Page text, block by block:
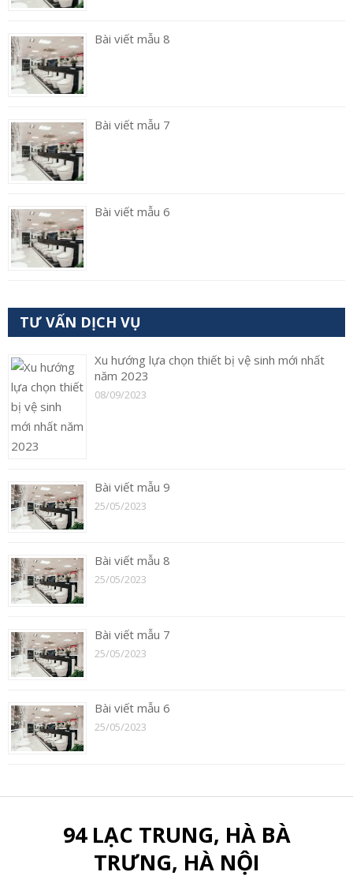
Bài viết mẫu 8
Bài viết mẫu 7
Bài viết mẫu 6
TƯ VẤN DỊCH VỤ
Xu hướng lựa chọn thiết bị vệ sinh mới nhất
năm 2023
08/09/2023
Bài viết mẫu 9
25/05/2023
Bài viết mẫu 8
25/05/2023
Bài viết mẫu 7
25/05/2023
Bài viết mẫu 6
25/05/2023
94 LẠC TRUNG, HÀ BÀ
TRƯNG, HÀ NỘI